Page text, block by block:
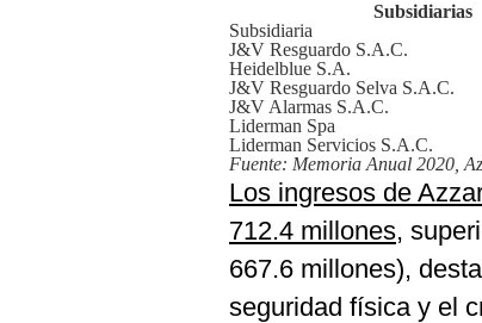
Subsidiarias
Subsidiaria
J&V Resguardo S.A.C.
Heidelblue S.A.
J&V Resguardo Selva S.A.C.
J&V Alarmas S.A.C.
Liderman Spa
Liderman Servicios S.A.C.
Fuente: Memoria Anual 2020,
Los ingresos de
712.4 millones,
667.6 millones),
seguridad física y el